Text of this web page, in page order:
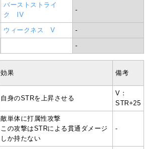
バーストストライ
ク IV
-
ウィークネス V -
-
効果 備考
自身のSTRを上昇させる
V：
STR+25
敵単体に打属性攻撃
この攻撃はSTRによる貫通ダメージ
しか持たない
-